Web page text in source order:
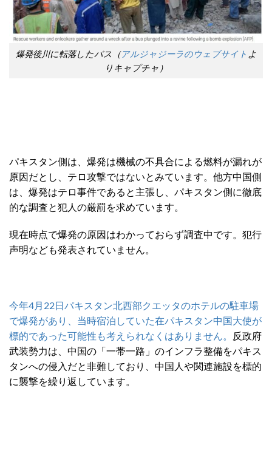
爆発後川に転落したバス（アルジャジーラのウェブサイト よ
りキャプチャ）
パキスタン側は、爆発は機械の不具合による燃料が漏れが
原因だとし、テロ攻撃ではないとみています。他方中国側
は、爆発はテロ事件であると主張し、パキスタン側に徹底
的な調査と犯人の厳罰を求めています。
現在時点で爆発の原因はわかっておらず調査中です。犯行
声明なども発表されていません。
今年4月22日パキスタン北西部クエッタのホテルの駐車場
で爆発があり、当時宿泊していた在パキスタン中国大使が
標的であった可能性も考えられなくはありません。
反政府
武装勢力は、中国の「一帯一路」のインフラ整備をパキス
タンへの侵入だと非難しており、中国人や関連施設を標的
に襲撃を繰り返しています。